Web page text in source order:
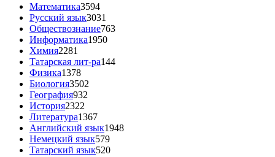
Математика3594
Русский язык3031
Обществознание763
Информатика1950
Химия2281
Татарская лит-ра144
Физика1378
Биология3502
География932
История2322
Литература1367
Английский язык1948
Немецкий язык579
Татарский язык520